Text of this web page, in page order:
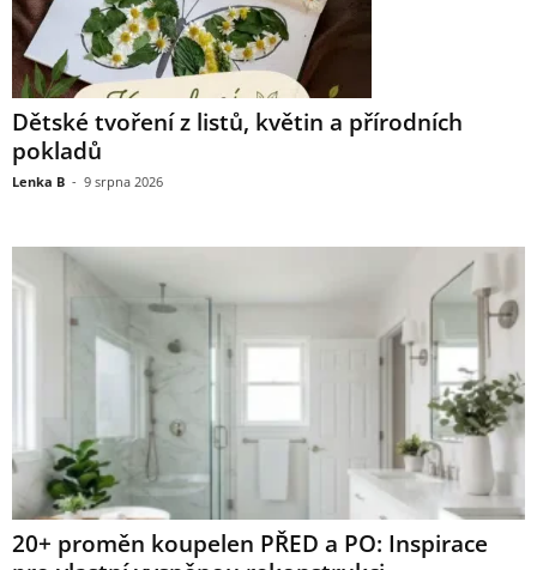
Dětské tvoření z listů, květin a přírodních
pokladů
Lenka B - 9 srpna 2026
20+ proměn koupelen PŘED a PO: Inspirace